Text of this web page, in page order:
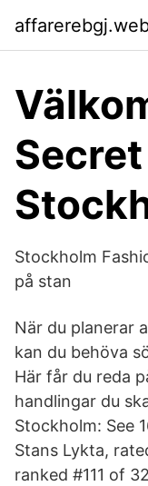
Stockholm
på stan
När du planerar
kan du behöva
Här får du reda
handlingar du
Stockholm: See
Stans Lykta,
ranked #111 of